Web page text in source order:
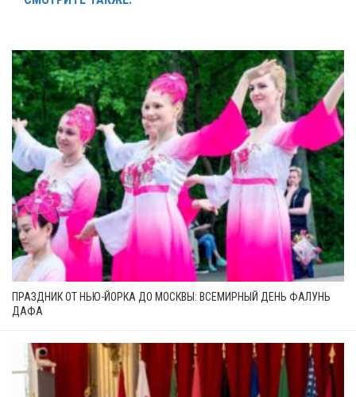
ПРАЗДНИК ОТ НЬЮ-ЙОРКА ДО МОСКВЫ: ВСЕМИРНЫЙ ДЕНЬ ФАЛУНЬ
ДАФА